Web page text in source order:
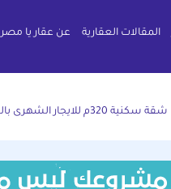
المقالات العقارية عن عقار يا مصر
شقة سكنية 320م للايجار الشهرى بالتجمع الخامس الشويفات القاهرة